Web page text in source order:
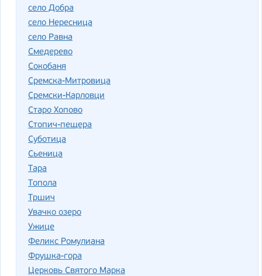
село Добра
село Нересница
село Равна
Смедерево
Сокобаня
Сремска-Митровица
Сремски-Карловци
Старо Хопово
Стопич-пещера
Суботица
Сьеница
Тара
Топола
Тршич
Увачко озеро
Ужице
Феликс Ромулиана
Фрушка-гора
Церковь Святого Марка